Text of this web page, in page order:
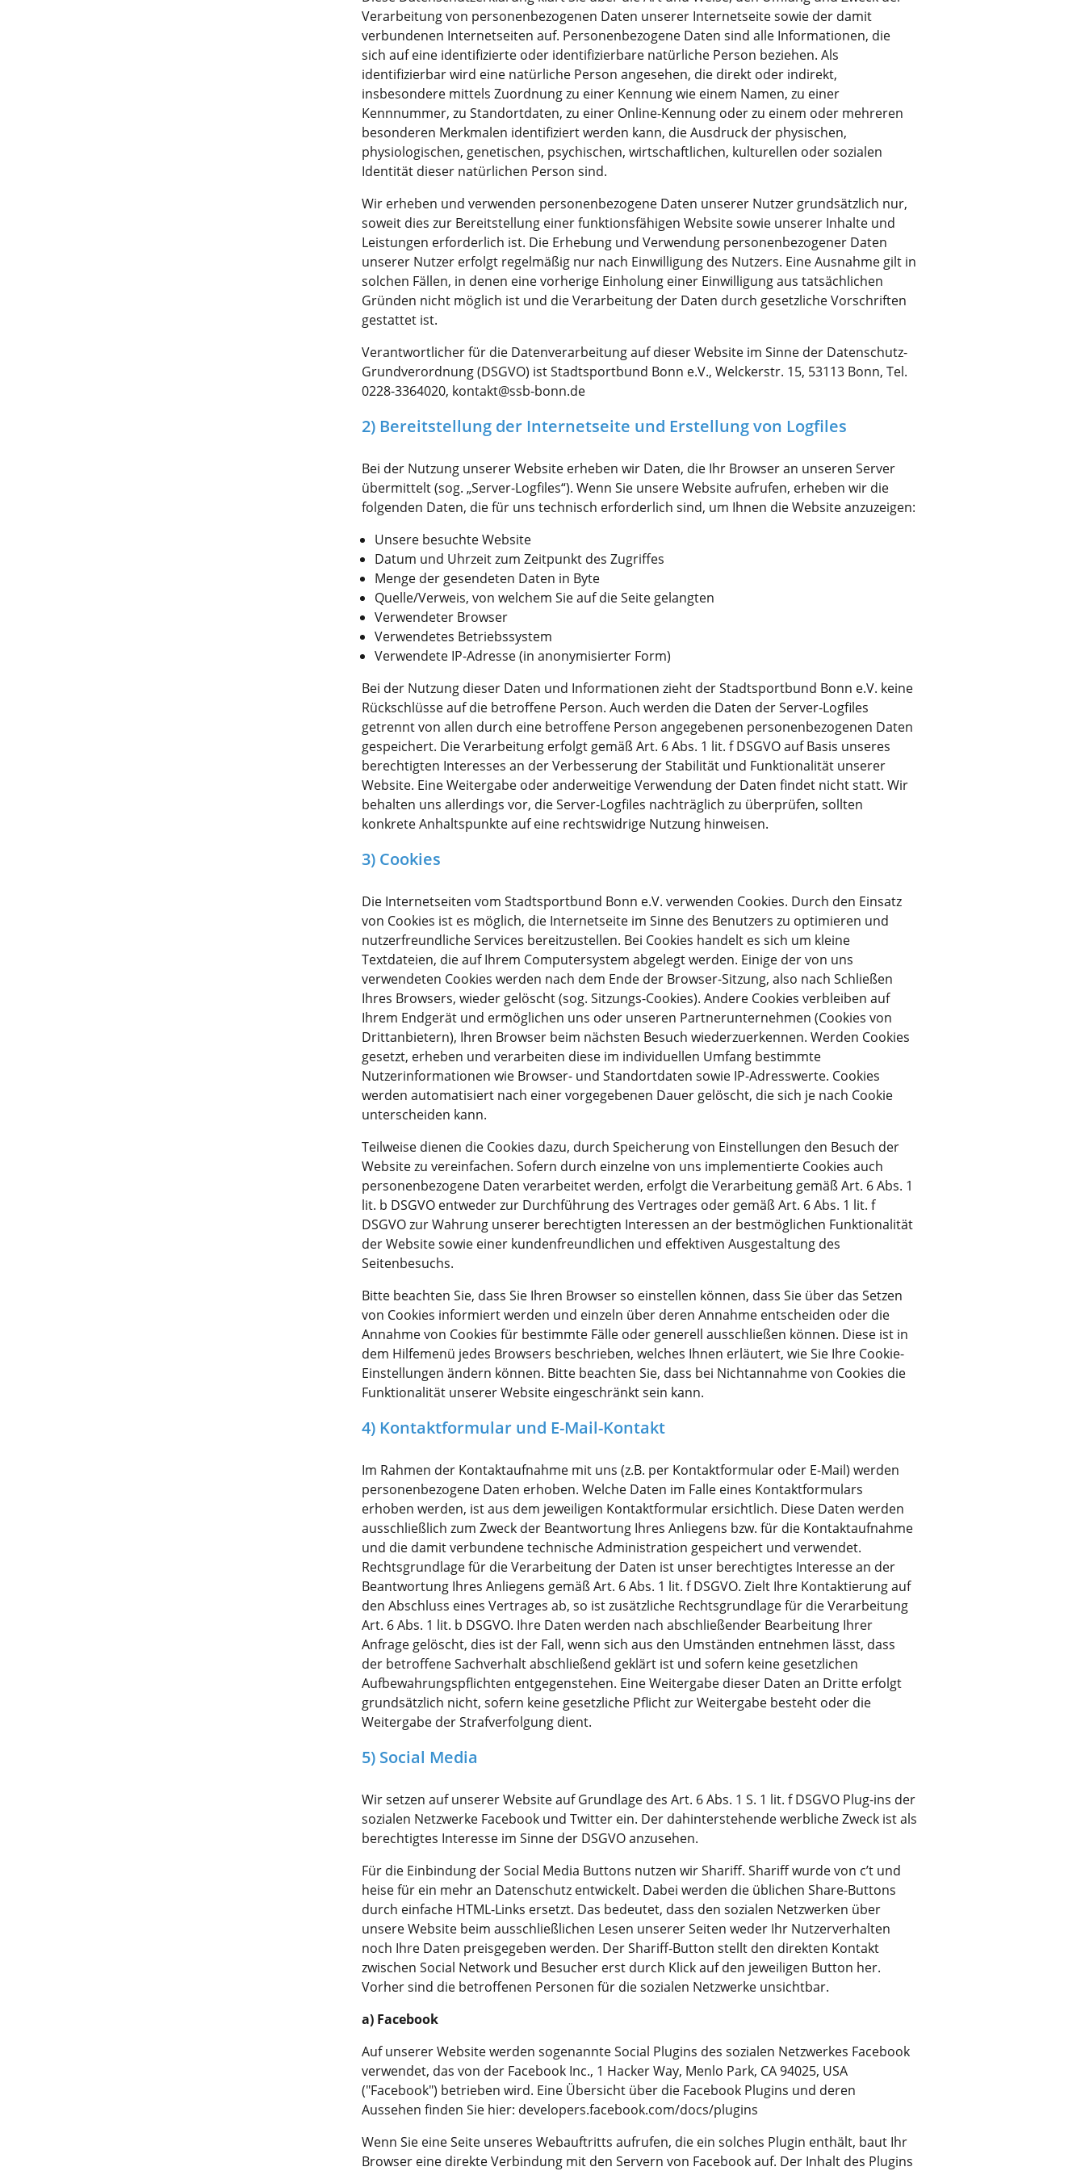
Name LSB_user
Anbieter TYPO3
Sitzungsende
Dieses Cookie ist ein Standard-Session-Cookie
von TYPO3. Es speichert im Falle eines
Benutzer-Logins die Session-ID. So kann der
und es wird ihm Zugang zu geschützten
Bereichen gewährt.
Name _ga
Anbieter Google Analytics
Laufzeit 2 Jahre
Dieses Cookie wird von Google Analytics
installiert. Das Cookie wird verwendet, um
Besucher-, Sitzungs- und Kampagnendaten
zu berechnen und die Nutzung der Website
verfolgen. Die Cookies speichern
Informationen anonym und weisen eine
randoly generierte Nummer zu, um
eindeutige Besucher zu identifizieren.
Name _gid
Anbieter Google Analytics
Laufzeit 1 Tag
Zweck
installiert. Das Cookie wird verwendet, um
Besucher eine Website nutzen, und hilft bei
der Erstellung eines Analyseberichts darüber,
wie es der Website geht. Die erhobenen
Quelle, aus der sie stammen, und die Seiten
in anonymisierter Form.
Name _ga_DFE3PC1446
Anbieter Google LLC
Zweck
Wird verwendet, um den Sitzungsstatus zu
erhalten.
Cookie-Informationen anzeigen
Google Suche
Diese Gruppe beinhaltet das Skript für die Programmierbare
Suche von Google.
Name NID
Anbieter Google LLC
Laufzeit 6 Monate
Zweck
Das NID-Cookie enthält eine eindeutige ID,
über die Google Ihre bevorzugten
Einstellungen und andere Informationen
speichert, insbesondere Ihre bevorzugte
Sprache (z. B. Deutsch), wie viele
SafeSearch-Filter aktiviert sein soll.
Cookie-Informationen anzeigen
Externe Inhalte
zusätzliche Informationen anzubieten.
Verarbeitung von personenbezogenen Daten unserer Internetseite sowie der damit
verbundenen Internetseiten auf. Personenbezogene Daten sind alle Informationen, die
sich auf eine identifizierte oder identifizierbare natürliche Person beziehen. Als
identifizierbar wird eine natürliche Person angesehen, die direkt oder indirekt,
insbesondere mittels Zuordnung zu einer Kennung wie einem Namen, zu einer
Kennnummer, zu Standortdaten, zu einer Online-Kennung oder zu einem oder mehreren
besonderen Merkmalen identifiziert werden kann, die Ausdruck der physischen,
physiologischen, genetischen, psychischen, wirtschaftlichen, kulturellen oder sozialen
Identität dieser natürlichen Person sind.
Wir erheben und verwenden personenbezogene Daten unserer Nutzer grundsätzlich nur,
soweit dies zur Bereitstellung einer funktionsfähigen Website sowie unserer Inhalte und
Leistungen erforderlich ist. Die Erhebung und Verwendung personenbezogener Daten
unserer Nutzer erfolgt regelmäßig nur nach Einwilligung des Nutzers. Eine Ausnahme gilt in
solchen Fällen, in denen eine vorherige Einholung einer Einwilligung aus tatsächlichen
Gründen nicht möglich ist und die Verarbeitung der Daten durch gesetzliche Vorschriften
gestattet ist.
Verantwortlicher für die Datenverarbeitung auf dieser Website im Sinne der Datenschutz-
Grundverordnung (DSGVO) ist Stadtsportbund Bonn e.V., Welckerstr. 15, 53113 Bonn, Tel.
0228-3364020, kontakt@ssb-bonn.de
2) Bereitstellung der Internetseite und Erstellung von Logfiles
Bei der Nutzung unserer Website erheben wir Daten, die Ihr Browser an unseren Server
übermittelt (sog. „Server-Logfiles“). Wenn Sie unsere Website aufrufen, erheben wir die
folgenden Daten, die für uns technisch erforderlich sind, um Ihnen die Website anzuzeigen:
Unsere besuchte Website
Datum und Uhrzeit zum Zeitpunkt des Zugriffes
Menge der gesendeten Daten in Byte
Quelle/Verweis, von welchem Sie auf die Seite gelangten
Verwendeter Browser
Verwendetes Betriebssystem
Verwendete IP-Adresse (in anonymisierter Form)
Bei der Nutzung dieser Daten und Informationen zieht der Stadtsportbund Bonn e.V. keine
Rückschlüsse auf die betroffene Person. Auch werden die Daten der Server-Logfiles
getrennt von allen durch eine betroffene Person angegebenen personenbezogenen Daten
gespeichert. Die Verarbeitung erfolgt gemäß Art. 6 Abs. 1 lit. f DSGVO auf Basis unseres
berechtigten Interesses an der Verbesserung der Stabilität und Funktionalität unserer
Website. Eine Weitergabe oder anderweitige Verwendung der Daten findet nicht statt. Wir
behalten uns allerdings vor, die Server-Logfiles nachträglich zu überprüfen, sollten
konkrete Anhaltspunkte auf eine rechtswidrige Nutzung hinweisen.
3) Cookies
Die Internetseiten vom Stadtsportbund Bonn e.V. verwenden Cookies. Durch den Einsatz
von Cookies ist es möglich, die Internetseite im Sinne des Benutzers zu optimieren und
nutzerfreundliche Services bereitzustellen. Bei Cookies handelt es sich um kleine
Textdateien, die auf Ihrem Computersystem abgelegt werden. Einige der von uns
verwendeten Cookies werden nach dem Ende der Browser-Sitzung, also nach Schließen
Ihres Browsers, wieder gelöscht (sog. Sitzungs-Cookies). Andere Cookies verbleiben auf
Ihrem Endgerät und ermöglichen uns oder unseren Partnerunternehmen (Cookies von
Drittanbietern), Ihren Browser beim nächsten Besuch wiederzuerkennen. Werden Cookies
gesetzt, erheben und verarbeiten diese im individuellen Umfang bestimmte
Nutzerinformationen wie Browser- und Standortdaten sowie IP-Adresswerte. Cookies
werden automatisiert nach einer vorgegebenen Dauer gelöscht, die sich je nach Cookie
unterscheiden kann.
Teilweise dienen die Cookies dazu, durch Speicherung von Einstellungen den Besuch der
Website zu vereinfachen. Sofern durch einzelne von uns implementierte Cookies auch
personenbezogene Daten verarbeitet werden, erfolgt die Verarbeitung gemäß Art. 6 Abs. 1
lit. b DSGVO entweder zur Durchführung des Vertrages oder gemäß Art. 6 Abs. 1 lit. f
DSGVO zur Wahrung unserer berechtigten Interessen an der bestmöglichen Funktionalität
der Website sowie einer kundenfreundlichen und effektiven Ausgestaltung des
Seitenbesuchs.
Bitte beachten Sie, dass Sie Ihren Browser so einstellen können, dass Sie über das Setzen
von Cookies informiert werden und einzeln über deren Annahme entscheiden oder die
Annahme von Cookies für bestimmte Fälle oder generell ausschließen können. Diese ist in
dem Hilfemenü jedes Browsers beschrieben, welches Ihnen erläutert, wie Sie Ihre Cookie-
Einstellungen ändern können. Bitte beachten Sie, dass bei Nichtannahme von Cookies die
Funktionalität unserer Website eingeschränkt sein kann.
4) Kontaktformular und E-Mail-Kontakt
Im Rahmen der Kontaktaufnahme mit uns (z.B. per Kontaktformular oder E-Mail) werden
personenbezogene Daten erhoben. Welche Daten im Falle eines Kontaktformulars
erhoben werden, ist aus dem jeweiligen Kontaktformular ersichtlich. Diese Daten werden
ausschließlich zum Zweck der Beantwortung Ihres Anliegens bzw. für die Kontaktaufnahme
und die damit verbundene technische Administration gespeichert und verwendet.
Rechtsgrundlage für die Verarbeitung der Daten ist unser berechtigtes Interesse an der
Beantwortung Ihres Anliegens gemäß Art. 6 Abs. 1 lit. f DSGVO. Zielt Ihre Kontaktierung auf
den Abschluss eines Vertrages ab, so ist zusätzliche Rechtsgrundlage für die Verarbeitung
Art. 6 Abs. 1 lit. b DSGVO. Ihre Daten werden nach abschließender Bearbeitung Ihrer
Anfrage gelöscht, dies ist der Fall, wenn sich aus den Umständen entnehmen lässt, dass
der betroffene Sachverhalt abschließend geklärt ist und sofern keine gesetzlichen
Aufbewahrungspflichten entgegenstehen. Eine Weitergabe dieser Daten an Dritte erfolgt
grundsätzlich nicht, sofern keine gesetzliche Pflicht zur Weitergabe besteht oder die
Weitergabe der Strafverfolgung dient.
5) Social Media
Wir setzen auf unserer Website auf Grundlage des Art. 6 Abs. 1 S. 1 lit. f DSGVO Plug-ins der
sozialen Netzwerke Facebook und Twitter ein. Der dahinterstehende werbliche Zweck ist als
berechtigtes Interesse im Sinne der DSGVO anzusehen.
Für die Einbindung der Social Media Buttons nutzen wir Shariff. Shariff wurde von c’t und
heise für ein mehr an Datenschutz entwickelt. Dabei werden die üblichen Share-Buttons
durch einfache HTML-Links ersetzt. Das bedeutet, dass den sozialen Netzwerken über
unsere Website beim ausschließlichen Lesen unserer Seiten weder Ihr Nutzerverhalten
noch Ihre Daten preisgegeben werden. Der Shariff-Button stellt den direkten Kontakt
zwischen Social Network und Besucher erst durch Klick auf den jeweiligen Button her.
Vorher sind die betroffenen Personen für die sozialen Netzwerke unsichtbar.
a) Facebook
Auf unserer Website werden sogenannte Social Plugins des sozialen Netzwerkes Facebook
verwendet, das von der Facebook Inc., 1 Hacker Way, Menlo Park, CA 94025, USA
("Facebook") betrieben wird. Eine Übersicht über die Facebook Plugins und deren
Aussehen finden Sie hier: developers.facebook.com/docs/plugins
Wenn Sie eine Seite unseres Webauftritts aufrufen, die ein solches Plugin enthält, baut Ihr
Browser eine direkte Verbindung mit den Servern von Facebook auf. Der Inhalt des Plugins